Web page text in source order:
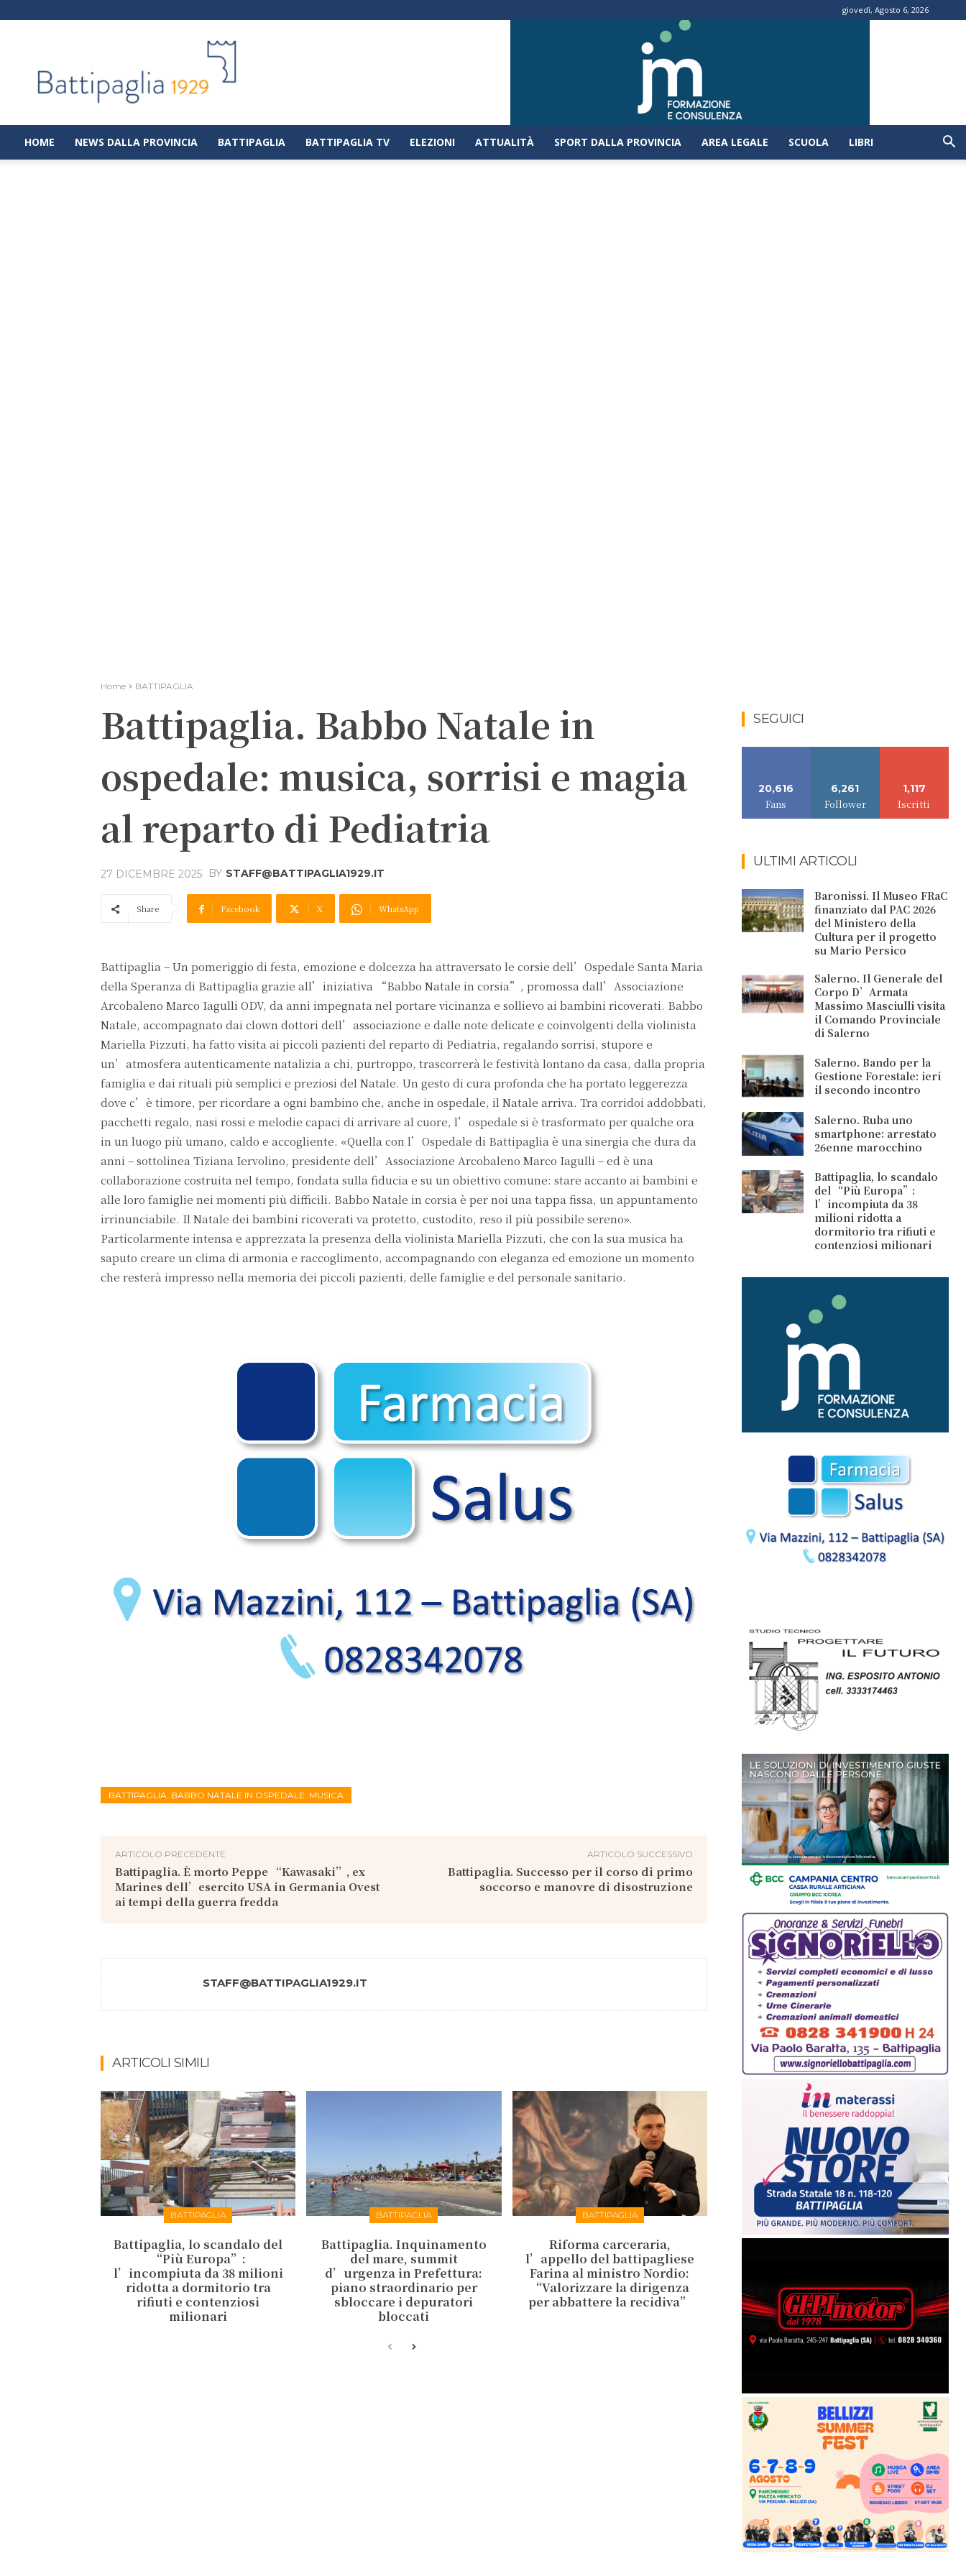
giovedì, Agosto 6, 2026
|
Notizie
dalla
città
di
HOME NEWS DALLA PROVINCIA BATTIPAGLIA BATTIPAGLIA TV ELEZIONI ATTUALITÀ SPORT DALLA PROVINCIA AREA LEGALE SCUOLA LIBRI
Home BATTIPAGLIA
Battipaglia. Babbo Natale in
ospedale: musica, sorrisi e magia
al reparto di Pediatria
27 DICEMBRE 2025 BY STAFF@BATTIPAGLIA1929.IT
Share Facebook X WhatsApp
Battipaglia – Un pomeriggio di festa, emozione e dolcezza ha attraversato le corsie dell’Ospedale Santa Maria
della Speranza di Battipaglia grazie all’iniziativa “Babbo Natale in corsia”, promossa dall’Associazione
Arcobaleno Marco Iagulli ODV, da anni impegnata nel portare vicinanza e sollievo ai bambini ricoverati. Babbo
Natale, accompagnato dai clown dottori dell’associazione e dalle note delicate e coinvolgenti della violinista
Mariella Pizzuti, ha fatto visita ai piccoli pazienti del reparto di Pediatria, regalando sorrisi, stupore e
un’atmosfera autenticamente natalizia a chi, purtroppo, trascorrerà le festività lontano da casa, dalla propria
famiglia e dai rituali più semplici e preziosi del Natale. Un gesto di cura profonda che ha portato leggerezza
dove c’è timore, per ricordare a ogni bambino che, anche in ospedale, il Natale arriva. Tra corridoi addobbati,
pacchetti regalo, nasi rossi e melodie capaci di arrivare al cuore, l’ospedale si è trasformato per qualche ora
in un luogo più umano, caldo e accogliente. «Quella con l’Ospedale di Battipaglia è una sinergia che dura da
anni – sottolinea Tiziana Iervolino, presidente dell’Associazione Arcobaleno Marco Iagulli – ed è una
collaborazione costruita nel tempo, fondata sulla fiducia e su un obiettivo comune: stare accanto ai bambini e
alle loro famiglie nei momenti più difficili. Babbo Natale in corsia è per noi una tappa fissa, un appuntamento
irrinunciabile. Il Natale dei bambini ricoverati va protetto, custodito, reso il più possibile sereno».
Particolarmente intensa e apprezzata la presenza della violinista Mariella Pizzuti, che con la sua musica ha
saputo creare un clima di armonia e raccoglimento, accompagnando con eleganza ed emozione un momento
che resterà impresso nella memoria dei piccoli pazienti, delle famiglie e del personale sanitario.
BATTIPAGLIA. BABBO NATALE IN OSPEDALE: MUSICA
ARTICOLO PRECEDENTE
Battipaglia. È morto Peppe “Kawasaki”, ex
Marines dell’esercito USA in Germania Ovest
ai tempi della guerra fredda
ARTICOLO SUCCESSIVO
Battipaglia. Successo per il corso di primo
soccorso e manovre di disostruzione
STAFF@BATTIPAGLIA1929.IT
ARTICOLI SIMILI
BATTIPAGLIA
Battipaglia, lo scandalo del
“Più Europa”:
l’incompiuta da 38 milioni
ridotta a dormitorio tra
rifiuti e contenziosi
milionari
BATTIPAGLIA
Battipaglia. Inquinamento
del mare, summit
d’urgenza in Prefettura:
piano straordinario per
sbloccare i depuratori
bloccati
BATTIPAGLIA
Riforma carceraria,
l’appello del battipagliese
Farina al ministro Nordio:
“Valorizzare la dirigenza
per abbattere la recidiva”
SEGUICI
20,616
Fans
6,261
Follower
1,117
Iscritti
ULTIMI ARTICOLI
Baronissi. Il Museo FRaC
finanziato dal PAC 2026
del Ministero della
Cultura per il progetto
su Mario Persico
Salerno. Il Generale del
Corpo D’Armata
Massimo Masciulli visita
il Comando Provinciale
di Salerno
Salerno. Bando per la
Gestione Forestale: ieri
il secondo incontro
Salerno. Ruba uno
smartphone: arrestato
26enne marocchino
Battipaglia, lo scandalo
del “Più Europa”:
l’incompiuta da 38
milioni ridotta a
dormitorio tra rifiuti e
contenziosi milionari